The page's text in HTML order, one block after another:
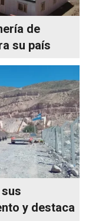
de
su país
y destaca